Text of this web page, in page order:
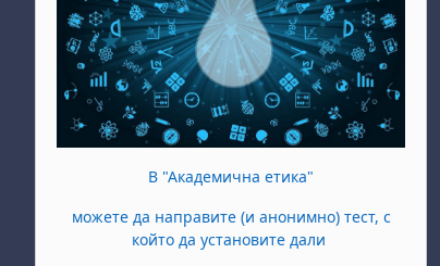
В "Академична етика"
можете да направите (и анонимно) тест, с
който да установите дали